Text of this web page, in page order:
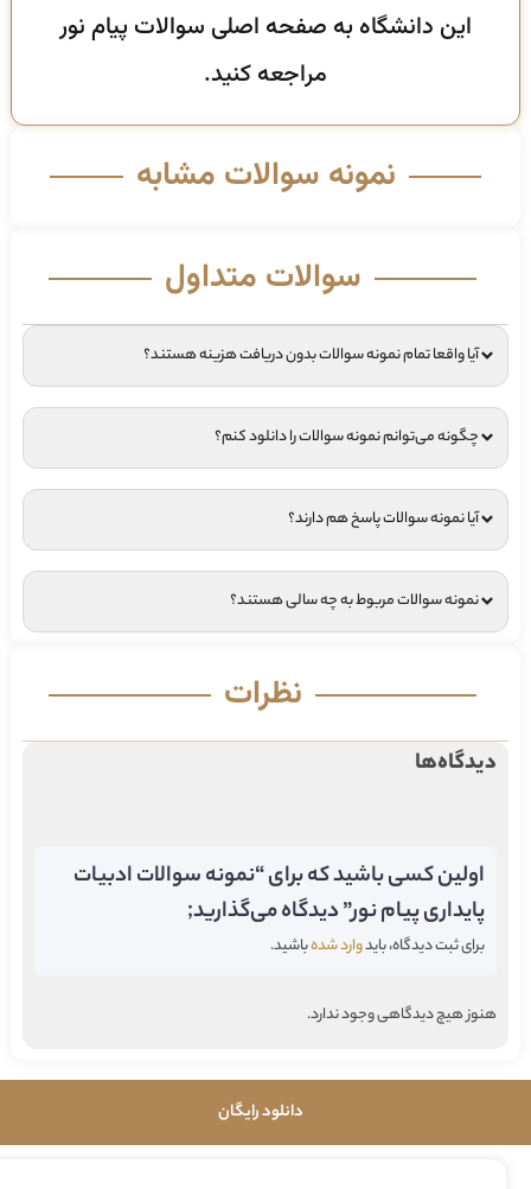
این دانشگاه به صفحه اصلی سوالات پیام نور
مراجعه کنید.
نمونه سوالات مشابه
سوالات متداول
آیا واقعا تمام نمونه سوالات بدون دریافت هزینه هستند؟
چگونه می‌توانم نمونه سوالات را دانلود کنم؟
آیا نمونه سوالات پاسخ هم دارند؟
نمونه سوالات مربوط به چه سالی هستند؟
نظرات
دیدگاه‌ها
اولین کسی باشید که برای “نمونه سوالات ادبیات
پایداری پیام نور” دیدگاه می‌گذارید;
برای ثبت دیدگاه، بایدوارد شدهباشید.
هنوز هیچ دیدگاهی وجود ندارد.
دانلود رایگان